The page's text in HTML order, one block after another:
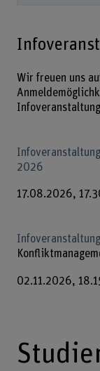
Wir freuen uns
Infoveranstaltung
2026
17.08.2026,
Infoveranstaltung
02.11.2026,